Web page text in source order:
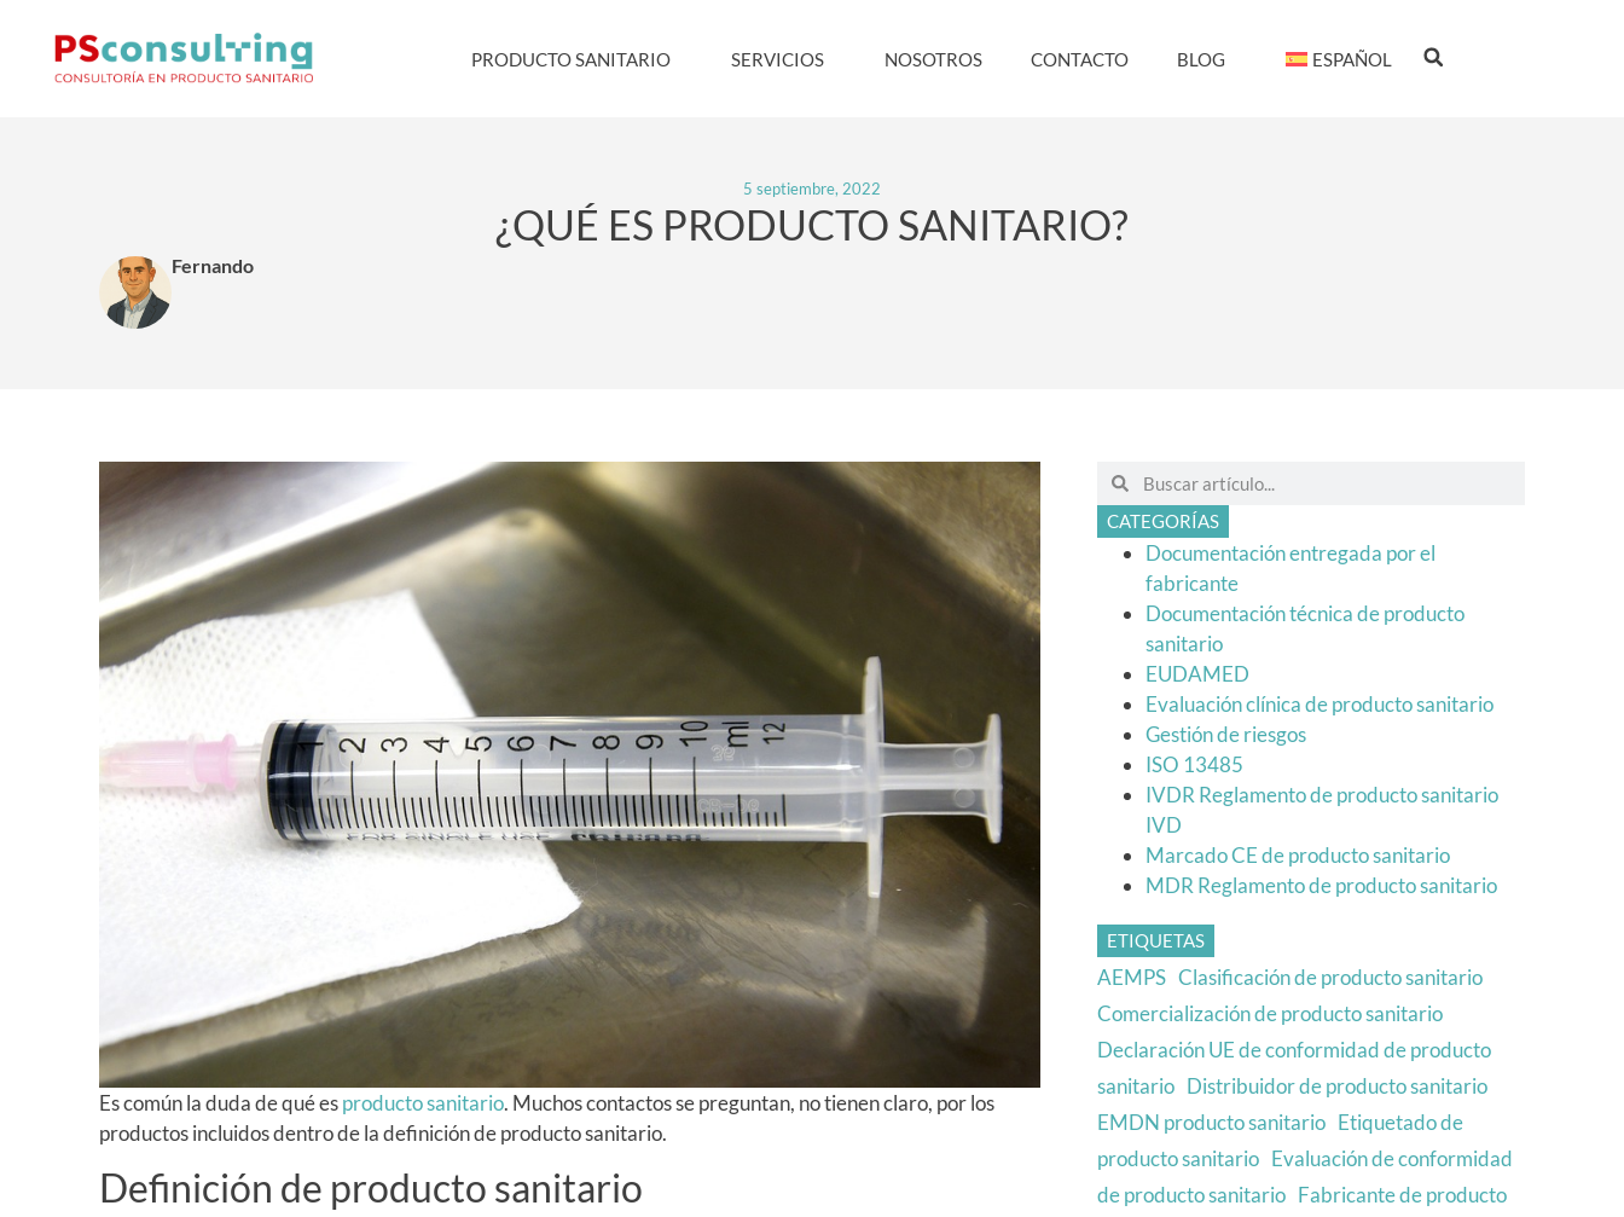
PRODUCTO SANITARIO SERVICIOS NOSOTROS CONTACTO BLOG ESPAÑOL
5 septiembre, 2022
¿QUÉ ES PRODUCTO SANITARIO?
Fernando
Es común la duda de qué esproducto sanitario. Muchos contactos se preguntan, no tienen claro, por los
productos incluidos dentro de la definición de producto sanitario.
Definición de producto sanitario
CATEGORÍAS
Documentación entregada por el
fabricante
Documentación técnica de producto
sanitario
EUDAMED
Evaluación clínica de producto sanitario
Gestión de riesgos
ISO 13485
IVDR Reglamento de producto sanitario
IVD
Marcado CE de producto sanitario
MDR Reglamento de producto sanitario
ETIQUETAS
AEMPS Clasificación de producto sanitario
Comercialización de producto sanitario
Declaración UE de conformidad de producto
sanitario Distribuidor de producto sanitario
EMDN producto sanitario Etiquetado de
producto sanitario Evaluación de conformidad
de producto sanitario Fabricante de producto